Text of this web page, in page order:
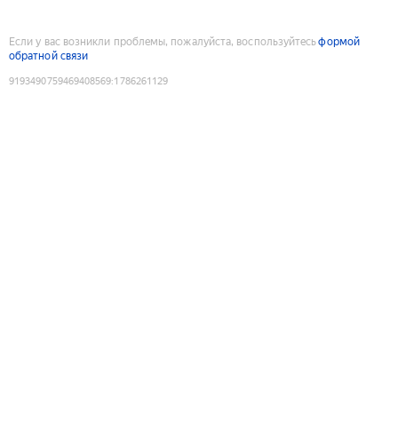
Если у вас возникли проблемы, пожалуйста, воспользуйтесьформой
обратной связи
9193490759469408569:1786261129